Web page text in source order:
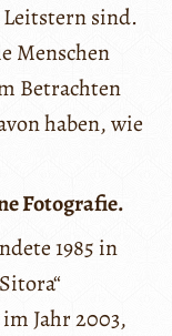
sind.
Menschen
Betrachten
haben, wie
Fotografie.
1985 in
Jahr 2003,